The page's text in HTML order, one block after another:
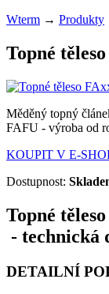
Wterm → Produkty
Topné těleso
Měděný topný
FAFU - výroba od
KOUPIT V E-
Dostupnost:
Topné
- technická
DETAILNÍ